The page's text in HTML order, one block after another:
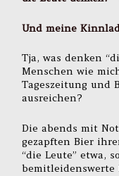
Und meine
Tja, was denken
Menschen wie
Tageszeitung und
ausreichen?
Die abends mit
gezapften Bier
“die Leute” etwa,
bemitleidenswerte